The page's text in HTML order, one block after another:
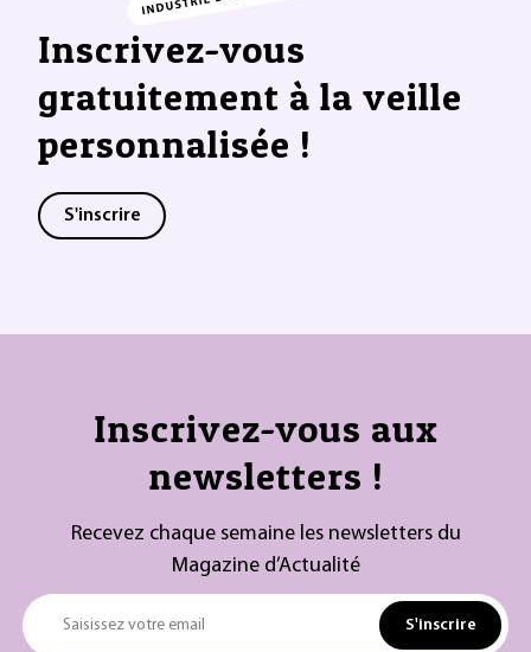
Inscrivez-vous
gratuitement à la veille
personnalisée !
S'inscrire
Inscrivez-vous aux
newsletters !
Recevez chaque semaine les newsletters du
Magazine d’Actualité
Saisissez votre email S'inscrire